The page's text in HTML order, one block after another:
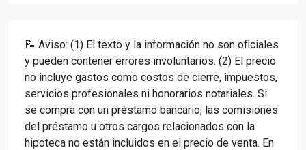
📝 Aviso: (1) El texto y la información no son oficiales
y pueden contener errores involuntarios. (2) El precio
no incluye gastos como costos de cierre, impuestos,
servicios profesionales ni honorarios notariales. Si
se compra con un préstamo bancario, las comisiones
del préstamo u otros cargos relacionados con la
hipoteca no están incluidos en el precio de venta. En